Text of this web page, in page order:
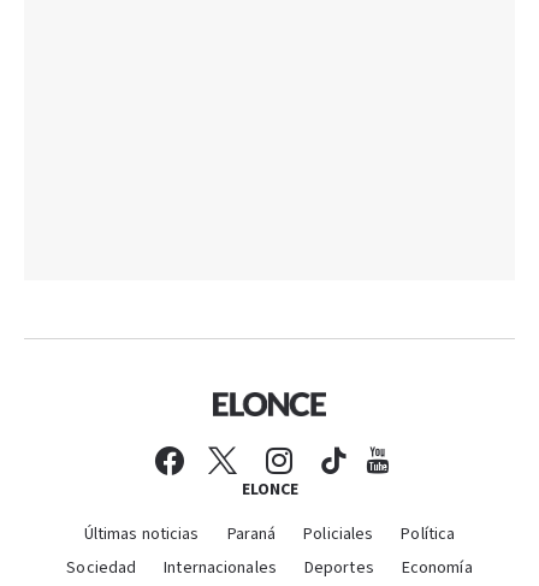
ELONCE
Últimas noticias Paraná Policiales
Política
Sociedad
Internacionales Deportes Economía